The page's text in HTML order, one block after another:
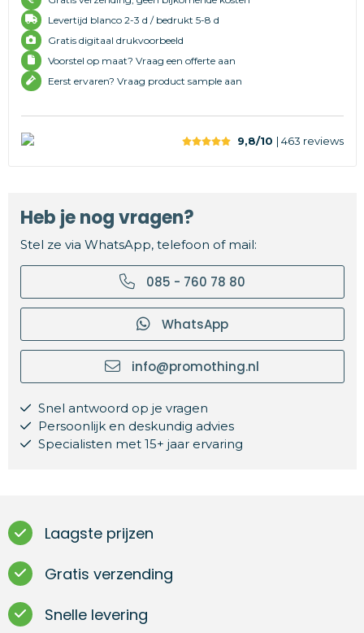
Levertijd blanco 2-3 d / bedrukt 5-8 d
Gratis digitaal drukvoorbeeld
Voorstel op maat? Vraag een offerte aan
Eerst ervaren? Vraag product sample aan
9,8/10 | 463 reviews
Heb je nog vragen?
Stel ze via WhatsApp, telefoon of mail:
085 - 760 78 80
WhatsApp
info@promothing.nl
Snel antwoord op je vragen
Persoonlijk en deskundig advies
Specialisten met 15+ jaar ervaring
Laagste prijzen
Gratis verzending
Snelle levering